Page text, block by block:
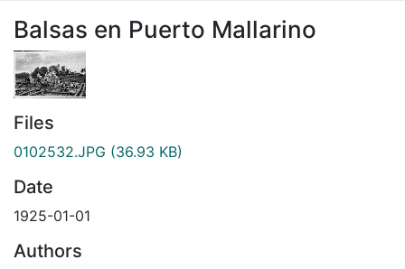
Balsas en Puerto Mallarino
Files
0102532.JPG (36.93 KB)
Date
1925-01-01
Authors